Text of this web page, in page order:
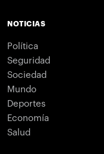
NOTICIAS
Política
Seguridad
Sociedad
Mundo
Deportes
Economía
Salud